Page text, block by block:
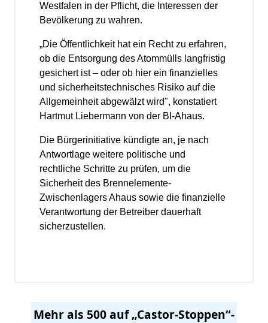
Westfalen in der Pflicht, die Interessen der
Bevölkerung zu wahren.
„Die Öffentlichkeit hat ein Recht zu erfahren,
ob die Entsorgung des Atommülls langfristig
gesichert ist – oder ob hier ein finanzielles
und sicherheitstechnisches Risiko auf die
Allgemeinheit abgewälzt wird", konstatiert
Hartmut Liebermann von der BI-Ahaus.
Die Bürgerinitiative kündigte an, je nach
Antwortlage weitere politische und
rechtliche Schritte zu prüfen, um die
Sicherheit des Brennelemente-
Zwischenlagers Ahaus sowie die finanzielle
Verantwortung der Betreiber dauerhaft
sicherzustellen.
Mehr als 500 auf „Castor-Stoppen“-